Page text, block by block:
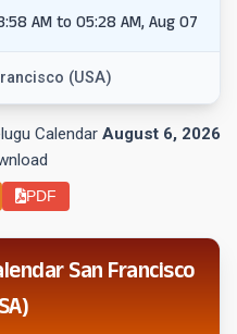
AM to 05:28 AM, Aug 07
(USA)
Calendar August 6, 2026
PDF
San Francisco